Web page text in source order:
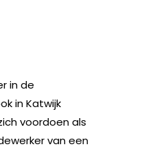
in de
in Katwijk
voordoen als
van een